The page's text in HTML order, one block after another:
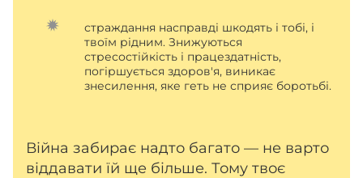
страждання насправді шкодять і тобі, і
твоїм рідним. Знижуються
стресостійкість і працездатність,
погіршується здоров'я, виникає
знесилення, яке геть не сприяє боротьбі.
Війна забирає надто багато — не варто
віддавати їй ще більше. Тому твоє